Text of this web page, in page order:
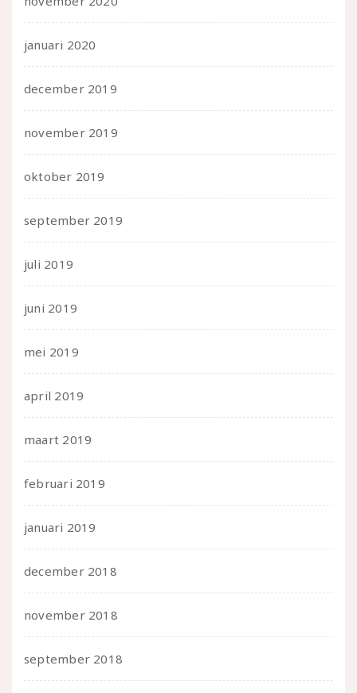
januari 2020
december 2019
november 2019
oktober 2019
september 2019
juli 2019
juni 2019
mei 2019
april 2019
maart 2019
februari 2019
januari 2019
december 2018
november 2018
september 2018